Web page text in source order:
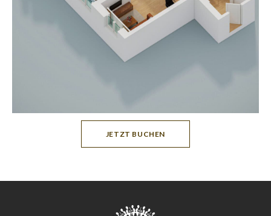
JETZT BUCHEN